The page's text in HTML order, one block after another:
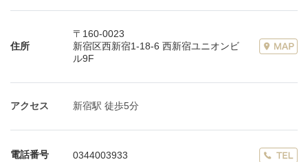
住所
〒160-0023
新宿区西新宿1-18-6 西新宿ユニオンビ
ル9F
アクセス 新宿駅 徒歩5分
電話番号 0344003933